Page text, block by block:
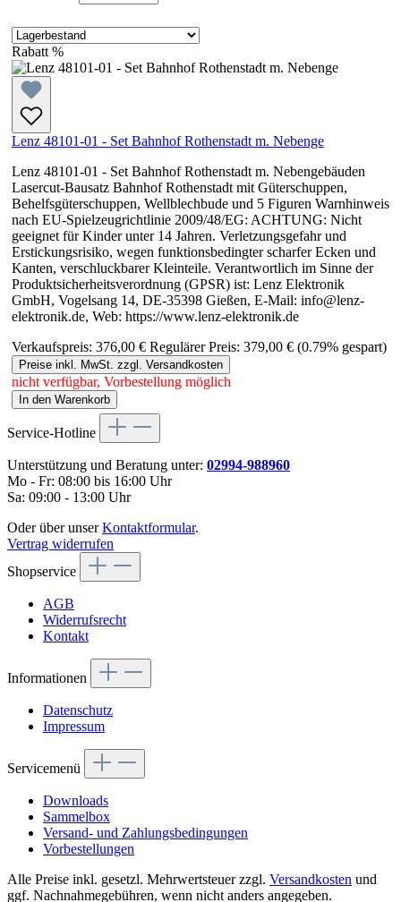
Rabatt %
Lenz 48101-01 - Set Bahnhof Rothenstadt m. Nebenge
Lenz 48101-01 - Set Bahnhof Rothenstadt m. Nebengebäuden
Lasercut-Bausatz Bahnhof Rothenstadt mit Güterschuppen,
Behelfsgüterschuppen, Wellblechbude und 5 Figuren Warnhinweis
nach EU-Spielzeugrichtlinie 2009/48/EG: ACHTUNG: Nicht
geeignet für Kinder unter 14 Jahren. Verletzungsgefahr und
Erstickungsrisiko, wegen funktionsbedingter scharfer Ecken und
Kanten, verschluckbarer Kleinteile. Verantwortlich im Sinne der
Produktsicherheitsverordnung (GPSR) ist: Lenz Elektronik
GmbH, Vogelsang 14, DE-35398 Gießen, E-Mail: info@lenz-
elektronik.de, Web: https://www.lenz-elektronik.de
Verkaufspreis: 376,00 € Regulärer Preis: 379,00 € (0.79% gespart)
Preise inkl. MwSt. zzgl. Versandkosten
nicht verfügbar, Vorbestellung möglich
In den Warenkorb
Service-Hotline
Unterstützung und Beratung unter: 02994-988960
Mo - Fr: 08:00 bis 16:00 Uhr
Sa: 09:00 - 13:00 Uhr
Oder über unserKontaktformular.
Vertrag widerrufen
Shopservice
AGB
Widerrufsrecht
Kontakt
Informationen
Datenschutz
Impressum
Servicemenü
Downloads
Sammelbox
Versand- und Zahlungsbedingungen
Vorbestellungen
Alle Preise inkl. gesetzl. Mehrwertsteuer zzgl. Versandkosten und
ggf. Nachnahmegebühren, wenn nicht anders angegeben.